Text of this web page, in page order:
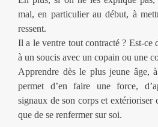
mal, en particulier au début, à
ressent.
Il a le ventre tout contracté ? Est-ce
à un soucis avec un copain ou une
Apprendre dès le plus jeune âge,
permet d’en faire une force,
signaux de son corps et extérioriser
que de se renfermer sur soi.